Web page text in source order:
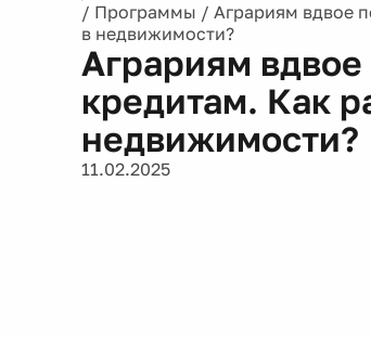
/ Программы / Аграриям вдвое
в недвижимости?
Аграриям вдвое
кредитам. Как
недвижимости?
11.02.2025